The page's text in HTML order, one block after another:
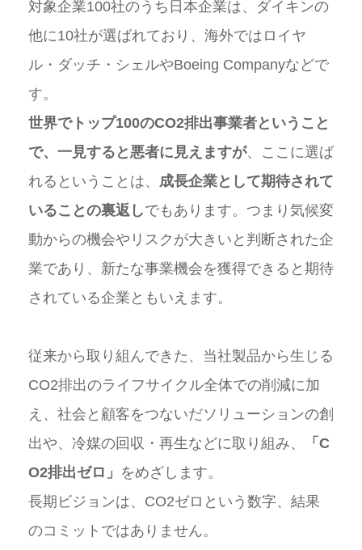
対象企業100社のうち日本企業は、ダイキンの
他に10社が選ばれており、海外ではロイヤ
ル・ダッチ・シェルやBoeing Companyなどで
す。
世界でトップ100のCO2排出事業者ということ
で、一見すると悪者に見えますが、ここに選ば
れるということは、 成長企業として期待されて
いることの裏返しでもあります。つまり気候変
動からの機会やリスクが大きいと判断された企
業であり、新たな事業機会を獲得できると期待
されている企業ともいえます。
従来から取り組んできた、当社製品から生じる
CO2排出のライフサイクル全体での削減に加
え、社会と顧客をつないだソリューションの創
出や、冷媒の回収・再生などに取り組み、
「C
O2排出ゼロ」 をめざします。
長期ビジョンは、CO2ゼロという数字、結果
のコミットではありません。